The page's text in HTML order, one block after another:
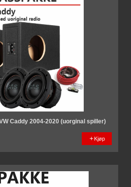
Caddy 2004-2020 (uorginal spiller)
Kjøp